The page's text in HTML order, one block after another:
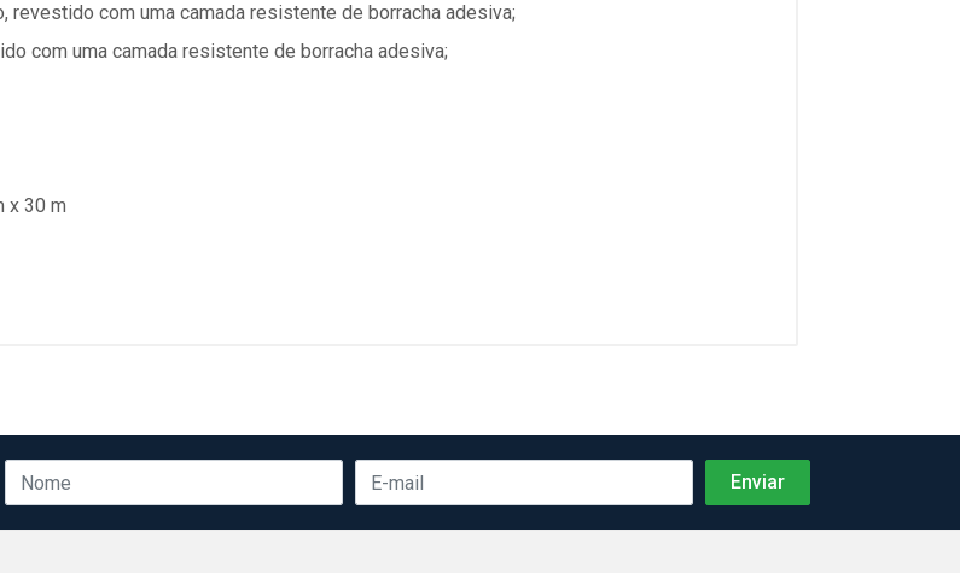
com uma camada resistente de borracha adesiva;
com uma camada resistente de borracha adesiva;
x 30 m